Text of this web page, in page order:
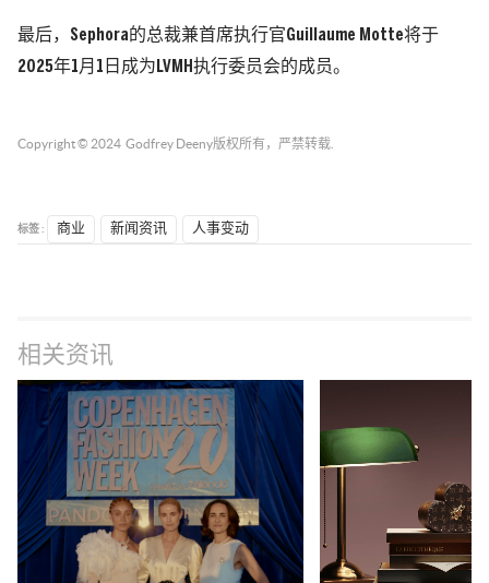
最后，Sephora的总裁兼首席执行官Guillaume Motte将于
2025年1月1日成为LVMH执行委员会的成员。
Copyright © 2024 Godfrey Deeny版权所有，严禁转载.
标签 : 商业 新闻资讯 人事变动
相关资讯